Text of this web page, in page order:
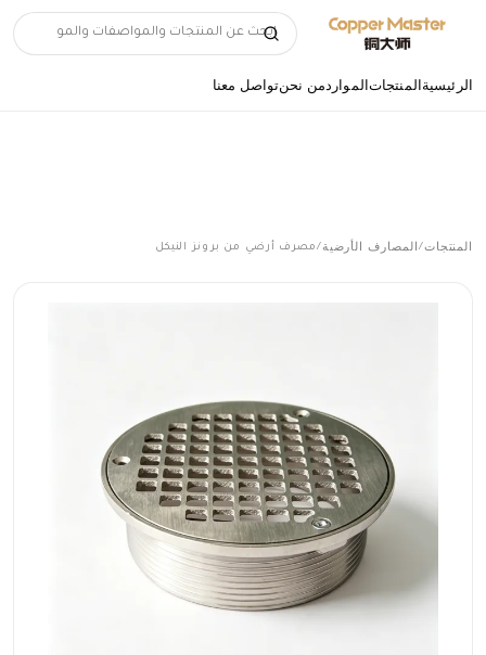
الرئيسيةالمنتجاتالمواردمن نحنتواصل معنا
المنتجات/المصارف الأرضية /مصرف أرضي من برونز النيكل